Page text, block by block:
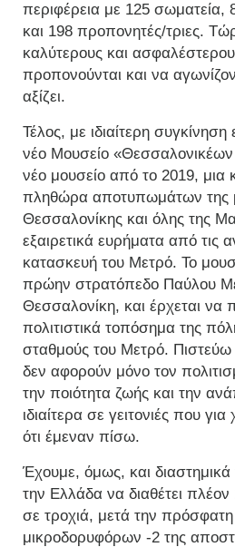
περιφέρεια με 125 σωματεία,
και 198 προπονητές/τριες.
καλύτερους και
προπονούνται και να
αξίζει.
Τέλος, με ιδιαίτερη συγκίνηση
νέο Μουσείο
νέο μουσείο από το 2019, μια
πληθώρα αποτυπωμάτων της
Θεσσαλονίκης και όλης της
εξαιρετικά ευρήματα από τις
κατασκευή του Μετρό. Το
πρώην στρατόπεδο Παύλου
Θεσσαλονίκη, και έρχεται να
πολιτιστικά τοπόσημα της
σταθμούς του Μετρό. Πιστεύω
δεν αφορούν μόνο τον
την ποιότητα ζωής και την
ιδιαίτερα σε γειτονιές που
ότι έμεναν πίσω.
Έχουμε, όμως, και διαστημικά
την Ελλάδα να διαθέτει
σε τροχιά, μετά την
μικροδορυφόρων -2 της